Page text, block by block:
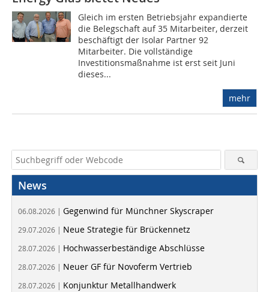
Gleich im ersten Betriebsjahr expandierte
die Belegschaft auf 35 Mitarbeiter, derzeit
beschäftigt der Isolar Partner 92
Mitarbeiter. Die vollständige
Investitionsmaßnahme ist erst seit Juni
dieses...
mehr
News
06.08.2026 | Gegenwind für Münchner Skyscraper
29.07.2026 | Neue Strategie für Brückennetz
28.07.2026 | Hochwasserbeständige Abschlüsse
28.07.2026 | Neuer GF für Novoferm Vertrieb
28.07.2026 | Konjunktur Metallhandwerk